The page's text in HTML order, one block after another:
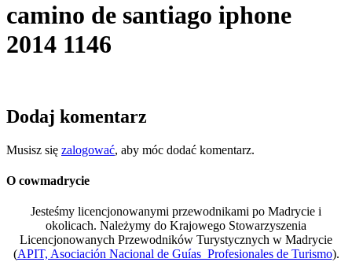
camino de santiago iphone
2014 1146
Dodaj komentarz
Musisz się zalogować, aby móc dodać komentarz.
O cowmadrycie
Jesteśmy licencjonowanymi przewodnikami po Madrycie i
okolicach. Należymy do Krajowego Stowarzyszenia
Licencjonowanych Przewodników Turystycznych w Madrycie
(APIT, Asociación Nacional de Guías Profesionales de Turismo).